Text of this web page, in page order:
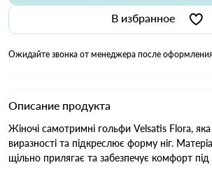
В избранное
Ожидайте звонка от менеджера после оформления
Описание продукта
Жіночі самотримні гольфи Velsatis Flora,
виразності та підкреслює форму ніг.
щільно прилягає та забезпечує комфорт під